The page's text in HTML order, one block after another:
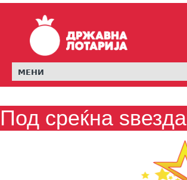
МЕНИ
Под среќна ѕвезда